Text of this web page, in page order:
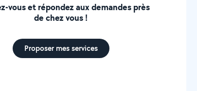
vous et répondez aux demandes près
de chez vous !
Proposer mes services